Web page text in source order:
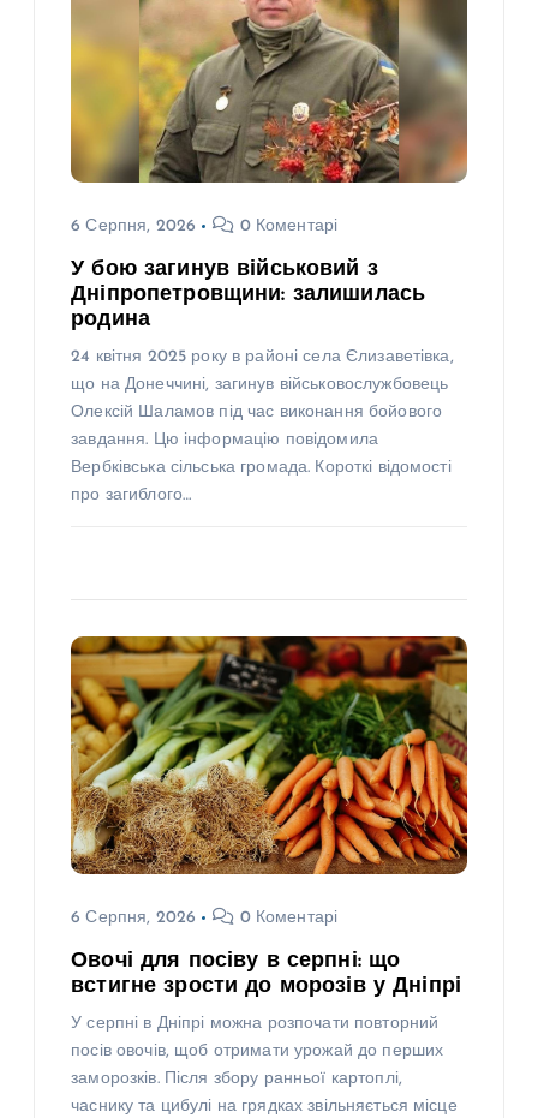
6 Серпня, 2026 0 Коментарі
У бою загинув військовий з
Дніпропетровщини: залишилась
родина
24 квітня 2025 року в районі села Єлизаветівка,
що на Донеччині, загинув військовослужбовець
Олексій Шаламов під час виконання бойового
завдання. Цю інформацію повідомила
Вербківська сільська громада. Короткі відомості
про загиблого…
6 Серпня, 2026 0 Коментарі
Овочі для посіву в серпні: що
встигне зрости до морозів у Дніпрі
У серпні в Дніпрі можна розпочати повторний
посів овочів, щоб отримати урожай до перших
заморозків. Після збору ранньої картоплі,
часнику та цибулі на грядках звільняється місце